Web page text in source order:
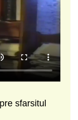
sfarsitul